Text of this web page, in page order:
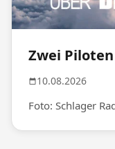
Zwei
10.08.2026
Foto: Schlager